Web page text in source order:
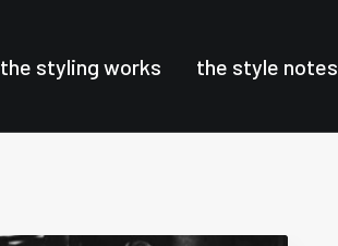
the styling works the style notes